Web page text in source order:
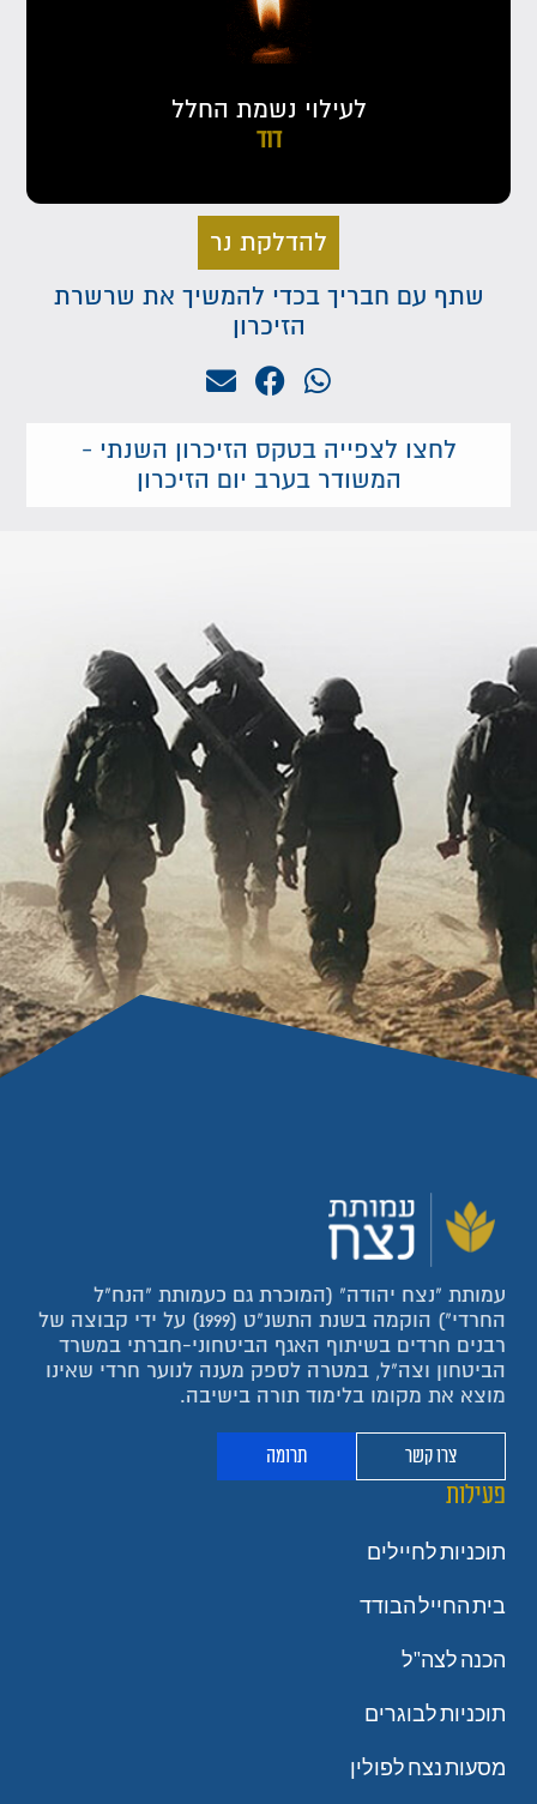
לעילוי נשמת החלל
דוד
להדלקת נר
שתף עם חבריך בכדי להמשיך את שרשרת
הזיכרון
לחצו לצפייה בטקס הזיכרון השנתי -
המשודר בערב יום הזיכרון
עמותת "נצח יהודה" (המוכרת גם כעמותת "הנח"ל
החרדי") הוקמה בשנת התשנ"ט (1999) על ידי קבוצה של
רבנים חרדים בשיתוף האגף הביטחוני-חברתי במשרד
הביטחון וצה"ל, במטרה לספק מענה לנוער חרדי שאינו
מוצא את מקומו בלימוד תורה בישיבה.
צרו קשר תרומה
פעילות
תוכניות לחיילים
בית החייל הבודד
הכנה לצה"ל
תוכניות לבוגרים
מסעות נצח לפולין